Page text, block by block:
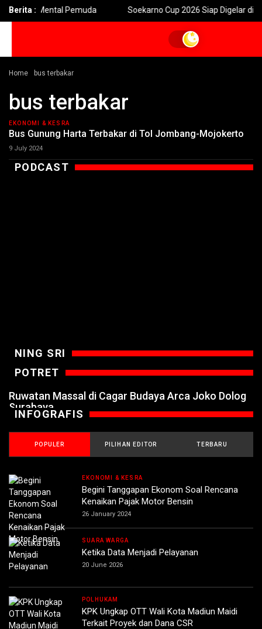
Berita :
Mental Pemuda Soekarno Cup 2026 Siap Digelar di Jatim
Home bus terbakar
bus terbakar
EKONOMI & KESRA
Bus Gunung Harta Terbakar di Tol Jombang-Mojokerto
9 July 2024
PODCAST
NING SRI
POTRET
Ruwatan Massal di Cagar Budaya Arca Joko Dolog
Surabaya
INFOGRAFIS
POPULER PILIHAN EDITOR TERBARU
EKONOMI & KESRA
Begini Tanggapan Ekonom Soal Rencana
Kenaikan Pajak Motor Bensin
26 January 2024
SUARA WARGA
Ketika Data Menjadi Pelayanan
20 June 2026
POLHUKAM
KPK Ungkap OTT Wali Kota Madiun Maidi
Terkait Proyek dan Dana CSR